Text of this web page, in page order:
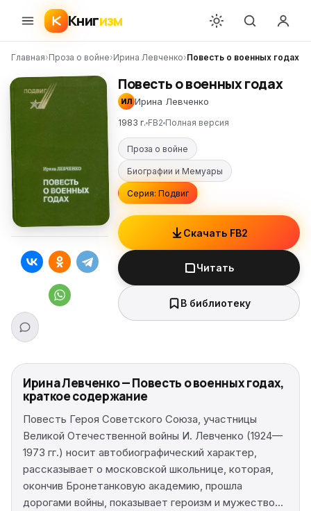
Книгизм
Главная›Проза о войне›Ирина Левченко›Повесть о военных годах
Повесть о военных годах
ИЛ Ирина Левченко
1983 г. FB2 Полная версия
Проза о войне
Биографии и Мемуары
Серия: Подвиг
Скачать FB2
Читать
В библиотеку
Ирина Левченко — Повесть о военных годах,
краткое содержание
Повесть Героя Советского Союза, участницы
Великой Отечественной войны И. Левченко (1924—
1973 гг.) носит автобиографический характер,
рассказывает о московской школьнице, которая,
окончив Бронетанковую академию, прошла
дорогами войны, показывает героизм и мужество